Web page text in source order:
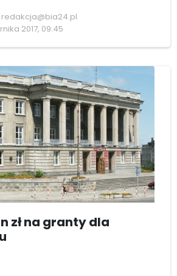
redakcja@bia24.pl
2017, 09:45
zł na granty dla